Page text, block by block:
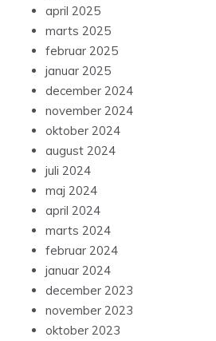
april 2025
marts 2025
februar 2025
januar 2025
december 2024
november 2024
oktober 2024
august 2024
juli 2024
maj 2024
april 2024
marts 2024
februar 2024
januar 2024
december 2023
november 2023
oktober 2023